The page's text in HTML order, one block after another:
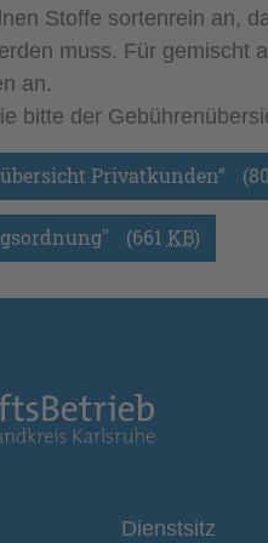
Stoffe sortenrein an,
muss. Für gemischt
an.
bitte der
Privatkunden“ (80
(661 KB)
Dienstsitz